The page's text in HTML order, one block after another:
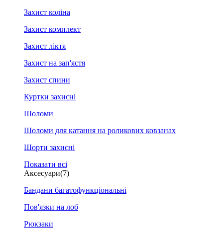
Захист коліна
Захист комплект
Захист ліктя
Захист на зап'ястя
Захист спини
Куртки захисні
Шоломи
Шоломи для катання на роликових ковзанах
Шорти захисні
Показати всі
Аксесуари(7)
Бандани багатофункціональні
Пов'язки на лоб
Рюкзаки